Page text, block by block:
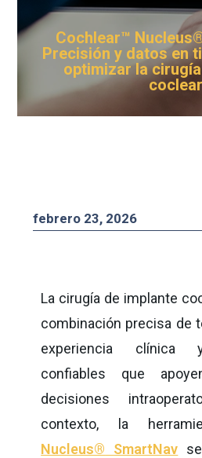
Cochlear™
Precisión y datos en
optimizar la
coclear
febrero 23, 2026
La cirugía de implante
combinación precisa de
experiencia clínica
confiables que
decisiones
contexto, la
Nucleus®
SmartNav